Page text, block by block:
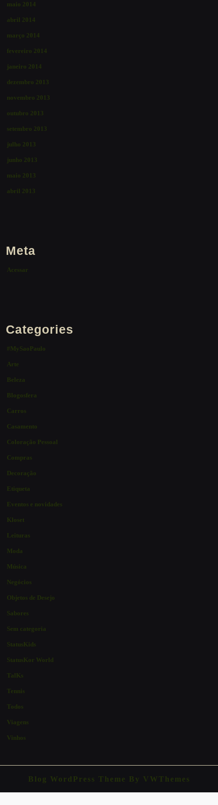
maio 2014
abril 2014
março 2014
fevereiro 2014
janeiro 2014
dezembro 2013
novembro 2013
outubro 2013
setembro 2013
julho 2013
junho 2013
maio 2013
abril 2013
Meta
Acessar
Categories
#MySaoPaulo
Arte
Beleza
Blogosfera
Carros
Casamento
Coloração Pessoal
Compras
Decoração
Etiqueta
Eventos e novidades
Kloset
Leituras
Moda
Música
Negócios
Objetos de Desejo
Sabores
Sem categoria
StatusKids
StatusKor World
TalKs
Tennis
Todos
Viagens
Vinhos
Blog WordPress Theme By VWThemes